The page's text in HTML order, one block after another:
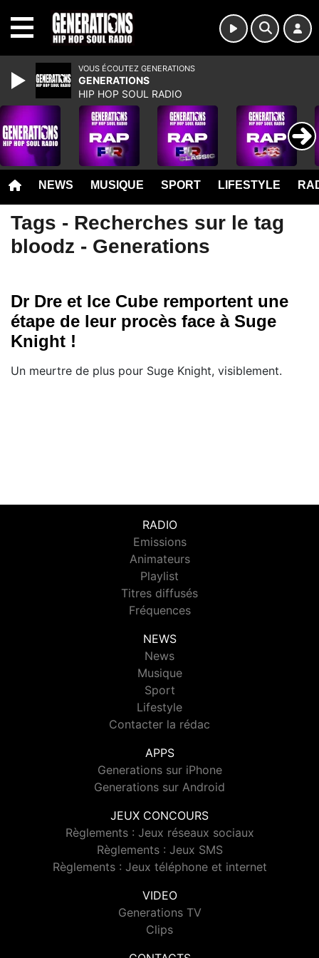
NEWS MUSIQUE SPORT LIFESTYLE
Tags - Recherches sur le tag
bloodz - Generations
Dr Dre et Ice Cube remportent une
étape de leur procès face à Suge
Knight !
Un meurtre de plus pour Suge Knight, visiblement.
RADIO
Emissions
Animateurs
Playlist
Titres diffusés
Fréquences
NEWS
News
Musique
Sport
Lifestyle
Contacter la rédac
APPS
Generations sur iPhone
Generations sur Android
JEUX CONCOURS
Règlements : Jeux réseaux sociaux
Règlements : Jeux SMS
Règlements : Jeux téléphone et internet
VIDEO
Generations TV
Clips
VOUS ÉCOUTEZ GENERATIONS
GENERATIONS
HIP HOP SOUL RADIO